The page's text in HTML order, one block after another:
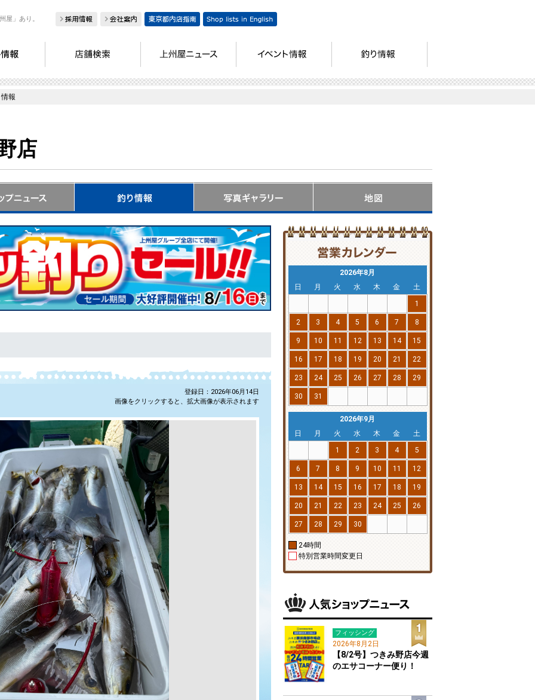
屋」あり。
報
店
登録日：2026年06月14日
画像をクリックすると、拡大画像が表示されます
2026年8月
日
月 火 水 木 金
土
1
2 3 4 5 6 7 8
9 10 11 12 13 14 15
16 17 18 19 20 21 22
23 24 25 26 27 28 29
30 31
2026年9月
日
月 火 水 木 金
土
1
2 3 4 5
6 7 8 9 10 11 12
13 14 15 16 17 18 19
20 21 22 23 24 25 26
27 28 29 30
24時間
特別営業時間変更日
フィッシング
2026年8月2日
【8/2号】つきみ野店今週
のエサコーナー便り！